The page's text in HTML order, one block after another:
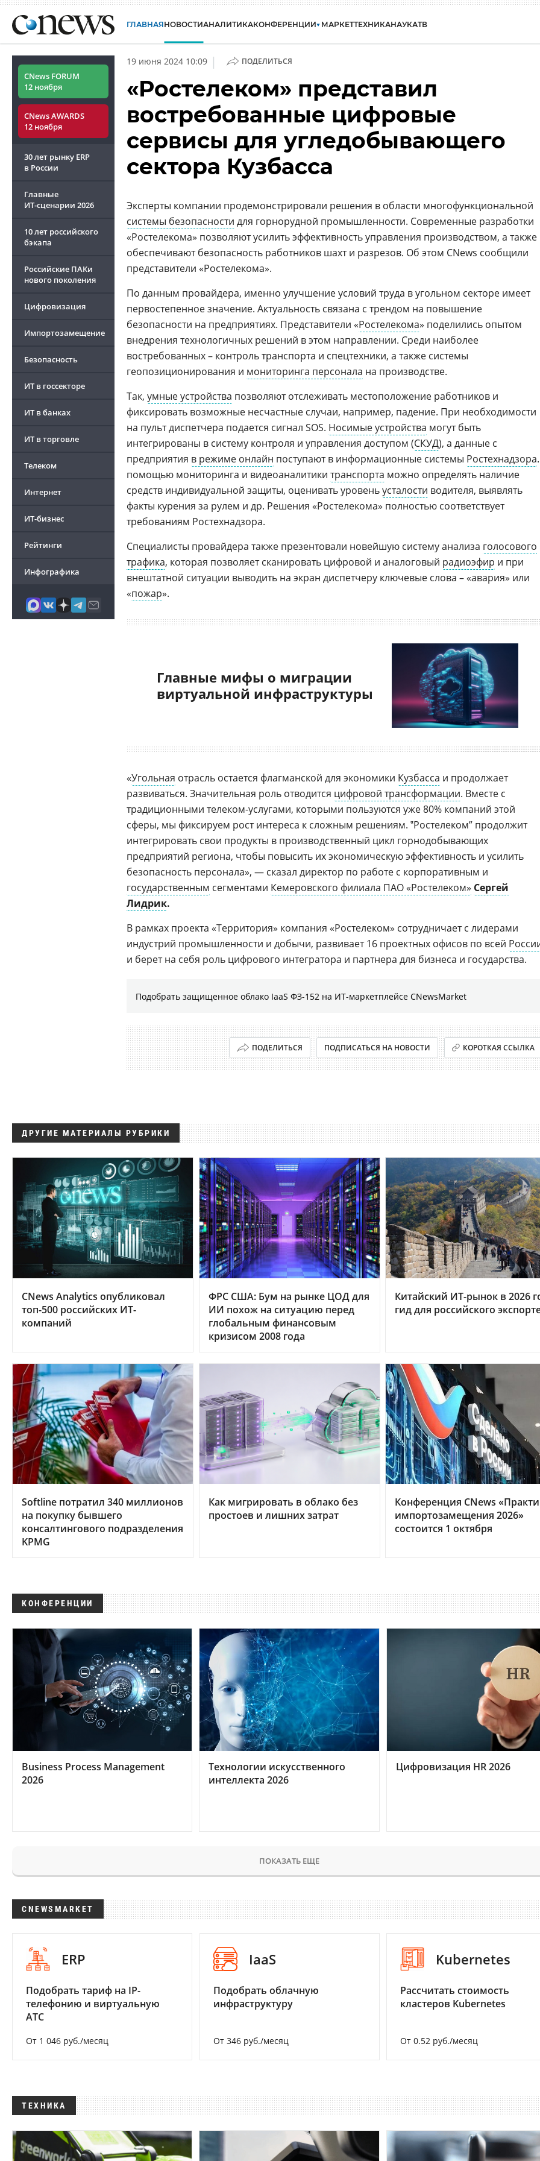
ГЛАВНАЯНОВОСТИАНАЛИТИКАКОНФЕРЕНЦИИ МАРКЕТТЕХНИКАНАУКАТВ
CNews FORUM
12 ноября
CNews AWARDS
12 ноября
30 лет рынку ERP
в России
Главные
ИТ-сценарии 2026
10 лет российского
бэкапа
Российские ПАКи
нового поколения
Цифровизация
Импортозамещение
Безопасность
ИТ в госсекторе
ИТ в банках
ИТ в торговле
Телеком
Интернет
ИТ-бизнес
Рейтинги
Инфографика
19 июня 2024 10:09 | ПОДЕЛИТЬСЯ
«Ростелеком» представил
востребованные цифровые
сервисы для угледобывающего
сектора Кузбасса
Эксперты компании продемонстрировали решения в области многофункциональной
системы безопасности для горнорудной промышленности. Современные разработки
«Ростелекома» позволяют усилить эффективность управления производством, а также
обеспечивают безопасность работников шахт и разрезов. Об этом CNews сообщили
представители «Ростелекома».
По данным провайдера, именно улучшение условий труда в угольном секторе имеет
первостепенное значение. Актуальность связана с трендом на повышение
безопасности на предприятиях. Представители «Ростелекома» поделились опытом
внедрения технологичных решений в этом направлении. Среди наиболее
востребованных – контроль транспорта и спецтехники, а также системы
геопозиционирования и мониторинга персонала на производстве.
Так, умные устройства позволяют отслеживать местоположение работников и
фиксировать возможные несчастные случаи, например, падение. При необходимости
на пульт диспетчера подается сигнал SOS. Носимые устройства могут быть
интегрированы в систему контроля и управления доступом (СКУД), а данные с
предприятия в режиме онлайн поступают в информационные системы Ростехнадзора
помощью мониторинга и видеоаналитики транспорта можно определять наличие
средств индивидуальной защиты, оценивать уровеньусталости водителя, выявлять
факты курения за рулем и др. Решения «Ростелекома» полностью соответствует
требованиям Ростехнадзора.
Специалисты провайдера также презентовали новейшую систему анализа голосового
трафика, которая позволяет сканировать цифровой и аналоговый радиоэфир и при
внештатной ситуации выводить на экран диспетчеру ключевые слова – «авария» или
«пожар».
Главные мифы о миграции
виртуальной инфраструктуры
«Угольная отрасль остается флагманской для экономики Кузбасса и продолжает
развиваться. Значительная роль отводится цифровой трансформации. Вместе с
традиционными телеком-услугами, которыми пользуются уже 80% компаний этой
сферы, мы фиксируем рост интереса к сложным решениям. ‟Ростелеком” продолжит
интегрировать свои продукты в производственный цикл горнодобывающих
предприятий региона, чтобы повысить их экономическую эффективность и усилить
безопасность персонала», — сказал директор по работе с корпоративным и
государственным сегментами Кемеровского филиала ПАО «Ростелеком» Сергей
Лидрик.
В рамках проекта «Территория» компания «Ростелеком» сотрудничает с лидерами
индустрий промышленности и добычи, развивает 16 проектных офисов по всей
и берет на себя роль цифрового интегратора и партнера для бизнеса и государства.
Подобрать защищенное облако IaaS ФЗ-152 на ИТ-маркетплейсе CNewsMarket
ПОДЕЛИТЬСЯ ПОДПИСАТЬСЯ НА НОВОСТИ КОРОТКАЯ ССЫЛКА
ДРУГИЕ МАТЕРИАЛЫ РУБРИКИ
CNews Analytics опубликовал
топ-500 российских ИТ-
компаний
ФРС США: Бум на рынке ЦОД для
ИИ похож на ситуацию перед
глобальным финансовым
кризисом 2008 года
Китайский ИТ-рынок в 2026
гид для российского
Softline потратил 340 миллионов
на покупку бывшего
консалтингового подразделения
KPMG
Как мигрировать в облако без
простоев и лишних затрат
Конференция CNews
импортозамещения 2026»
состоится 1 октября
КОНФЕРЕНЦИИ
Business Process Management
2026
Технологии искусственного
интеллекта 2026
Цифровизация HR 2026
ПОКАЗАТЬ ЕЩЕ
CNEWSMARKET
ERP
Подобрать тариф на IP-
телефонию и виртуальную
АТС
От 1 046 руб./месяц
IaaS
Подобрать облачную
инфраструктуру
От 346 руб./месяц
Kubernetes
Рассчитать стоимость
кластеров Kubernetes
От 0.52 руб./месяц
ТЕХНИКА